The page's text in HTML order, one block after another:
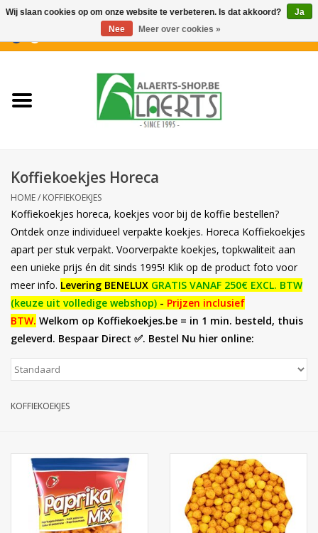
Nieuwigheden
Confiserie
Dranken
Aperitiefkoekjes
Botanicals
Cleaning-producten
Relatiegeschenken
Koffiekoekjes Horeca
HOME/ KOFFIEKOEKJES
Koffiekoekjes horeca, koekjes voor bij de koffie bestellen?
Ontdek onze individueel verpakte koekjes. Horeca Koffiekoekjes
apart per stuk verpakt. Voorverpakte koekjes, topkwaliteit aan
een unieke prijs én dit sinds 1995! Klik op de product foto voor
meer info. Levering BENELUX GRATIS VANAF 250€ EXCL. BTW
(keuze uit volledige webshop) - Prijzen inclusief
BTW. Welkom op Koffiekoekjes.be = in 1 min. besteld, thuis
geleverd. Bespaar Direct ✅. Bestel Nu hier online:
KOFFIEKOEKJES
Wij slaan cookies op om onze website te verbeteren. Is dat akkoord?
Ja
Nee
Meer over cookies »